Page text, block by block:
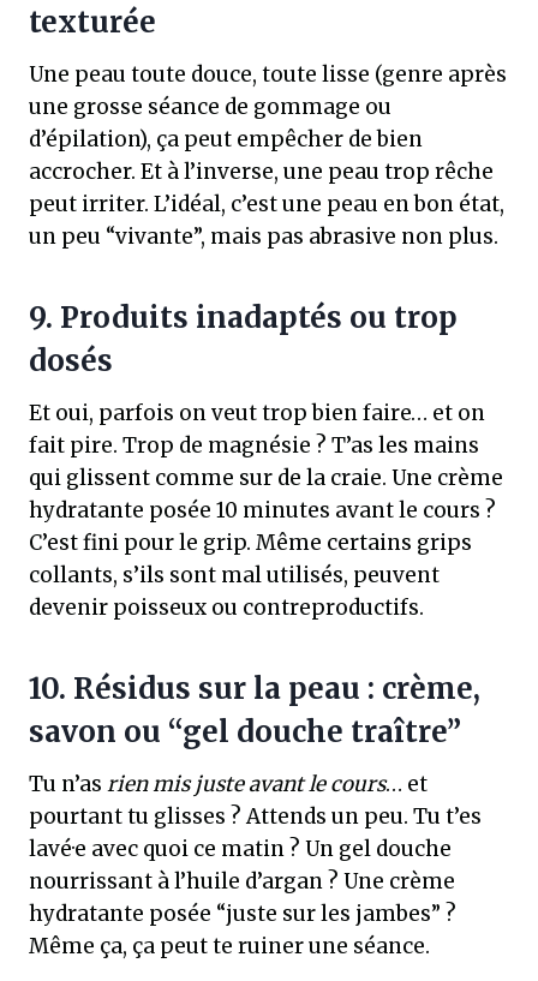
texturée
Une peau toute douce, toute lisse (genre après
une grosse séance de gommage ou
d’épilation), ça peut empêcher de bien
accrocher. Et à l’inverse, une peau trop rêche
peut irriter. L’idéal, c’est une peau en bon état,
un peu “vivante”, mais pas abrasive non plus.
9. Produits inadaptés ou trop
dosés
Et oui, parfois on veut trop bien faire… et on
fait pire. Trop de magnésie ? T’as les mains
qui glissent comme sur de la craie. Une crème
hydratante posée 10 minutes avant le cours ?
C’est fini pour le grip. Même certains grips
collants, s’ils sont mal utilisés, peuvent
devenir poisseux ou contreproductifs.
10. Résidus sur la peau : crème,
savon ou “gel douche traître”
Tu n’as rien mis juste avant le cours… et
pourtant tu glisses ? Attends un peu. Tu t’es
lavé·e avec quoi ce matin ? Un gel douche
nourrissant à l’huile d’argan ? Une crème
hydratante posée “juste sur les jambes” ?
Même ça, ça peut te ruiner une séance.